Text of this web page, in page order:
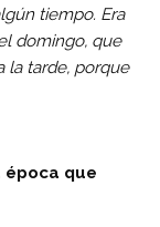
tiempo. Era
domingo, que
la tarde, porque
que